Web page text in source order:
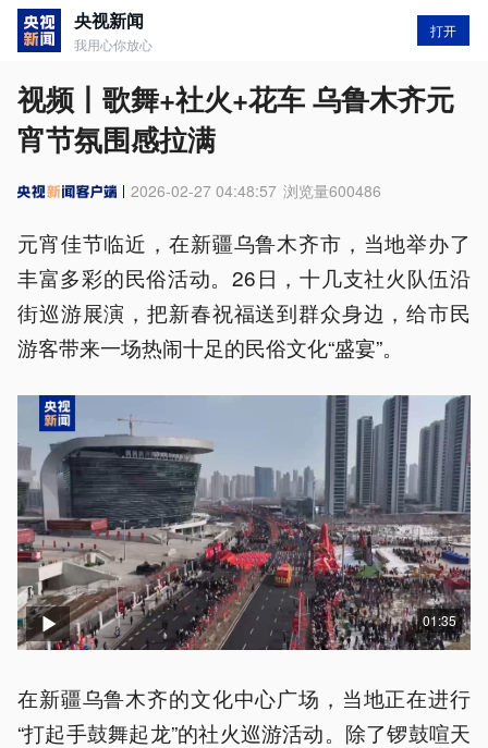
央视新闻
我用心你放心
打开
视频丨歌舞+社火+花车 乌鲁木齐元
宵节氛围感拉满
2026-02-27 04:48:57 浏览量600486
元宵佳节临近，在新疆乌鲁木齐市，当地举办了
丰富多彩的民俗活动。26日，十几支社火队伍沿
街巡游展演，把新春祝福送到群众身边，给市民
游客带来一场热闹十足的民俗文化“盛宴”。
01:35
在新疆乌鲁木齐的文化中心广场，当地正在进行
“打起手鼓舞起龙”的社火巡游活动。除了锣鼓喧天